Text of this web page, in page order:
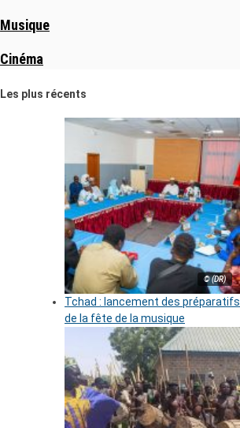
Musique
Cinéma
Les plus récents
© (DR)
Tchad : lancement des préparatifs
de la fête de la musique